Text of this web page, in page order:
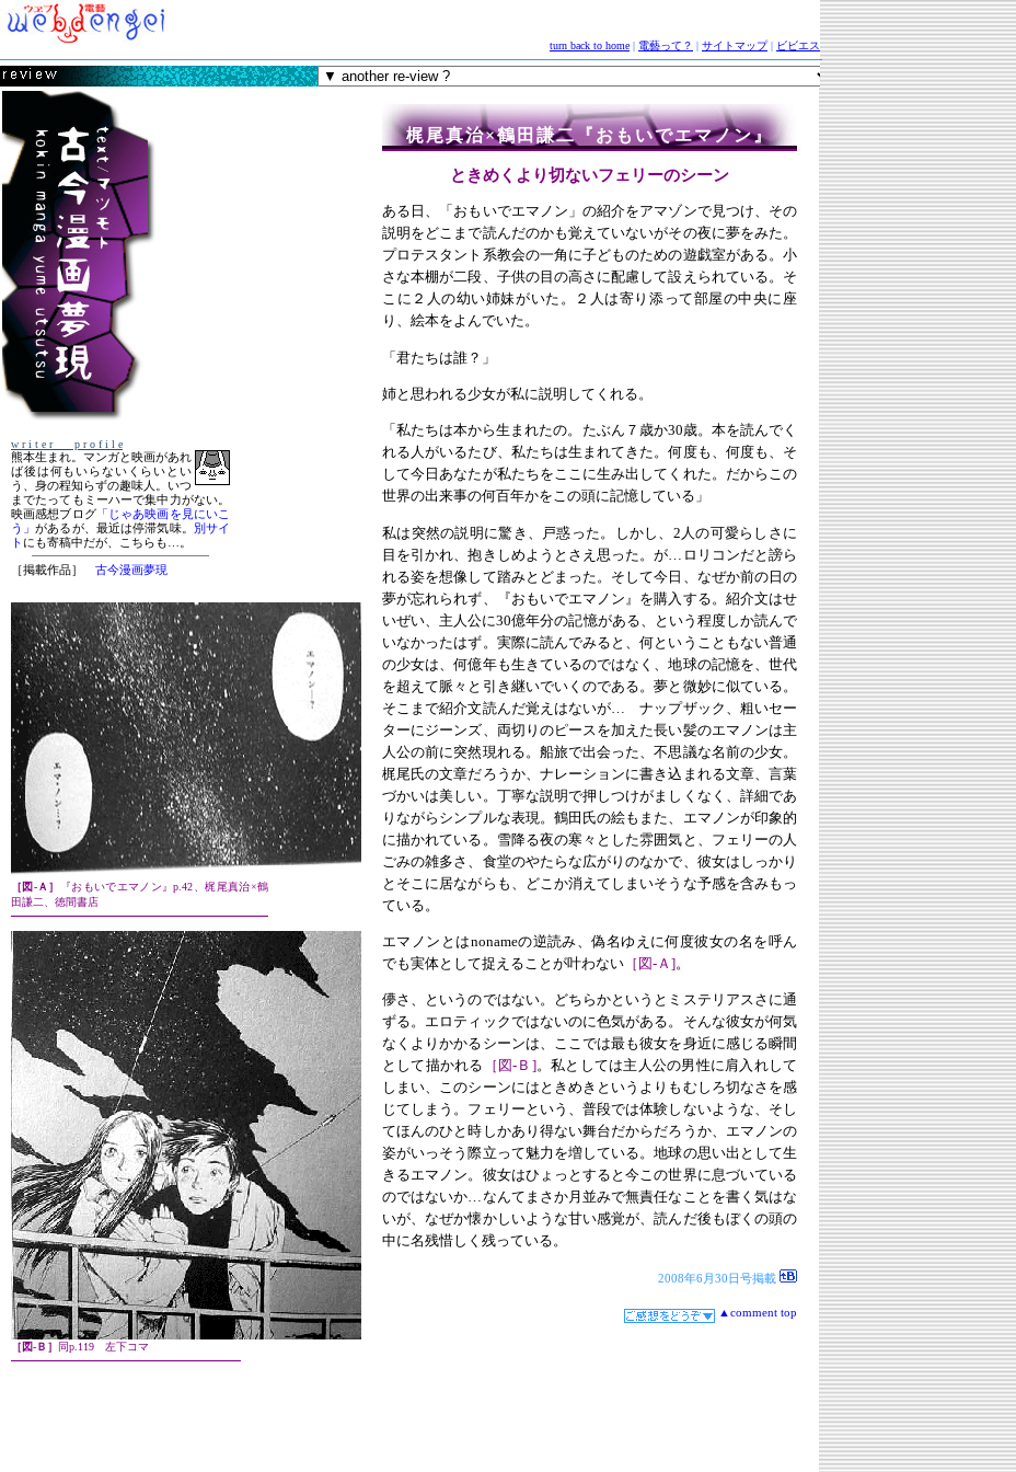
梶尾真治×鶴田謙二『おもいでエマノン』
ときめくより切ないフェリーのシーン
ある日、「おもいでエマノン」の紹介をアマゾンで見つけ、その
説明をどこまで読んだのかも覚えていないがその夜に夢をみた。
プロテスタント系教会の一角に子どものための遊戯室がある。小
さな本棚が二段、子供の目の高さに配慮して設えられている。そ
こに２人の幼い姉妹がいた。２人は寄り添って部屋の中央に座
り、絵本をよんでいた。
「君たちは誰？」
姉と思われる少女が私に説明してくれる。
「私たちは本から生まれたの。たぶん７歳か30歳。本を読んでく
れる人がいるたび、私たちは生まれてきた。何度も、何度も、そ
して今日あなたが私たちをここに生み出してくれた。だからこの
世界の出来事の何百年かをこの頭に記憶している」
私は突然の説明に驚き、戸惑った。しかし、2人の可愛らしさに
目を引かれ、抱きしめようとさえ思った。が…ロリコンだと謗ら
れる姿を想像して踏みとどまった。そして今日、なぜか前の日の
夢が忘れられず、『おもいでエマノン』を購入する。紹介文はせ
いぜい、主人公に30億年分の記憶がある、という程度しか読んで
いなかったはず。実際に読んでみると、何ということもない普通
の少女は、何億年も生きているのではなく、地球の記憶を、世代
を超えて脈々と引き継いでいくのである。夢と微妙に似ている。
そこまで紹介文読んだ覚えはないが… ナップザック、粗いセー
ターにジーンズ、両切りのピースを加えた長い髪のエマノンは主
人公の前に突然現れる。船旅で出会った、不思議な名前の少女。
梶尾氏の文章だろうか、ナレーションに書き込まれる文章、言葉
づかいは美しい。丁寧な説明で押しつけがましくなく、詳細であ
りながらシンプルな表現。鶴田氏の絵もまた、エマノンが印象的
に描かれている。雪降る夜の寒々とした雰囲気と、フェリーの人
ごみの雑多さ、食堂のやたらな広がりのなかで、彼女はしっかり
とそこに居ながらも、どこか消えてしまいそうな予感を含みもっ
ている。
エマノンとはnonameの逆読み、偽名ゆえに何度彼女の名を呼ん
でも実体として捉えることが叶わない ［図-Ａ]。
儚さ、というのではない。どちらかというとミステリアスさに通
ずる。エロティックではないのに色気がある。そんな彼女が何気
なくよりかかるシーンは、ここでは最も彼女を身近に感じる瞬間
として描かれる
［図-Ｂ]。私としては主人公の男性に肩入れして
しまい、このシーンにはときめきというよりもむしろ切なさを感
じてしまう。フェリーという、普段では体験しないような、そし
てほんのひと時しかあり得ない舞台だからだろうか、エマノンの
姿がいっそう際立って魅力を増している。地球の思い出として生
きるエマノン。彼女はひょっとすると今この世界に息づいている
のではないか…なんてまさか月並みで無責任なことを書く気はな
いが、なぜか懐かしいような甘い感覚が、読んだ後もぼくの頭の
中に名残惜しく残っている。
2008年6月30日号掲載
▲comment top
w r i t e r p r o f i l e
［図-Ａ］
『おもいでエマノン』p.42、梶尾真治×鶴
田謙二、徳間書店
［図-Ｂ］ 同p.119 左下コマ
turn back to home | 電藝って？ | サイトマップ| ビビエス
アンケートメーカー